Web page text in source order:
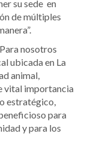
su sede en
de múltiples
nosotros
ubicada en La
animal,
vital importancia
estratégico,
para
y para los